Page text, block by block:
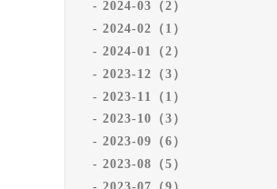
2024-03（2）
2024-02（1）
2024-01（2）
2023-12（3）
2023-11（1）
2023-10（3）
2023-09（6）
2023-08（5）